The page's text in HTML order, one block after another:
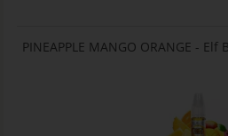
PINEAPPLE MANGO ORANGE -